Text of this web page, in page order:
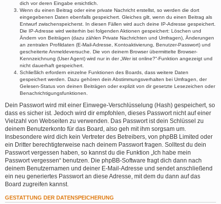
dich vor deren Eingabe ersichtlich.
Wenn du einen Beitrag oder eine private Nachricht erstellst, so werden die dort
eingegebenen Daten ebenfalls gespeichert. Gleiches gilt, wenn du einen Beitrag als
Entwurf zwischenspeicherst. In diesen Fällen wird auch deine IP-Adresse gespeichert.
Die IP-Adresse wird weiterhin bei folgenden Aktionen gespeichert: Löschen und
Ändern von Beiträgen (dazu zählen Private Nachrichten und Umfragen), Änderungen
an zentralen Profildaten (E-Mail-Adresse, Kontoaktivierung, Benutzer-Passwort) und
gescheiterte Anmeldeversuche. Die von deinem Browser übermittelte Browser-
Kennzeichnung (User Agent) wird nur in der „Wer ist online?“-Funktion angezeigt und
nicht dauerhaft gespeichert.
Schließlich erfordern einzelne Funktionen des Boards, dass weitere Daten
gespeichert werden. Dazu gehören dein Abstimmungsverhalten bei Umfragen, der
Gelesen-Status von deinen Beiträgen oder explizit von dir gesetzte Lesezeichen oder
Benachrichtigungsfunktionen.
Dein Passwort wird mit einer Einwege-Verschlüsselung (Hash) gespeichert, so
dass es sicher ist. Jedoch wird dir empfohlen, dieses Passwort nicht auf einer
Vielzahl von Webseiten zu verwenden. Das Passwort ist dein Schlüssel zu
deinem Benutzerkonto für das Board, also geh mit ihm sorgsam um.
Insbesondere wird dich kein Vertreter des Betreibers, von phpBB Limited oder
ein Dritter berechtigterweise nach deinem Passwort fragen. Solltest du dein
Passwort vergessen haben, so kannst du die Funktion „Ich habe mein
Passwort vergessen“ benutzen. Die phpBB-Software fragt dich dann nach
deinem Benutzernamen und deiner E-Mail-Adresse und sendet anschließend
ein neu generiertes Passwort an diese Adresse, mit dem du dann auf das
Board zugreifen kannst.
GESTATTUNG DER DATENSPEICHERUNG